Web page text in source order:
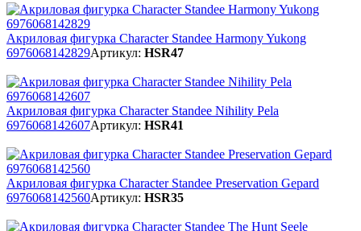
Акриловая фигурка Character Standee Harmony Yukong
6976068142829Артикул: HSR47
Акриловая фигурка Character Standee Nihility Pela
6976068142607Артикул: HSR41
Акриловая фигурка Character Standee Preservation Gepard
6976068142560Артикул: HSR35